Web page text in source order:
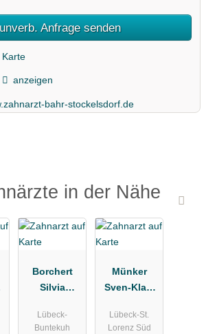
unverb. Anfrage senden
anzeigen
bahr-stockelsdorf.de
in der Nähe
Borchert
Silvia
xis
Lübeck-
Buntekuh
Münker
Sven-Klas,
Lübeck-St.
Lorenz Süd